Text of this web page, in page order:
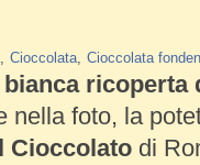
Cioccolata Cioccolata
bianca
nella foto, la
Cioccolato di